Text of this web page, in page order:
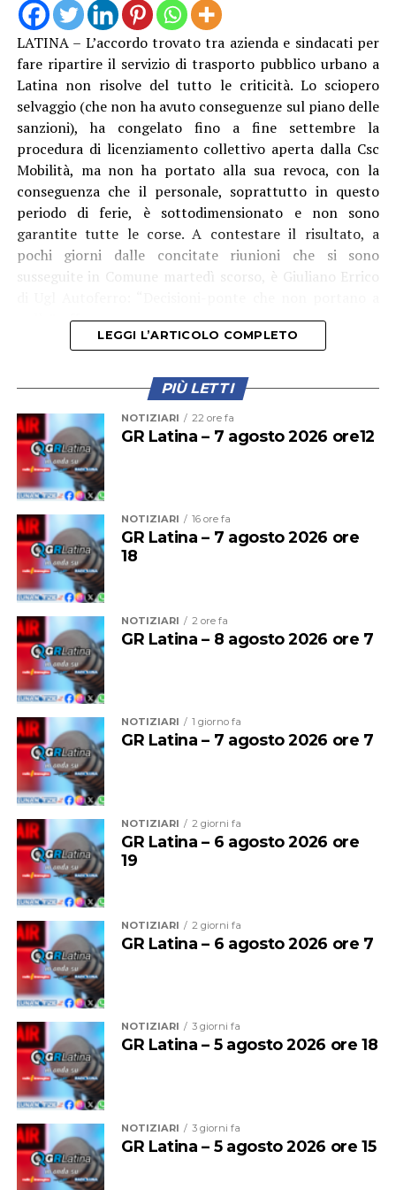
Anche Ambrosino come altri suoi colleghi si è dovuto
rivolgere al Prefetto di Latina, e ha avuto “interlocuzioni
serrate” con l’Amministratore Delegato e il Presidente di
Acqualatina, oltre che con i vari funzionari e tecnici
coinvolti. “Dopo aver compreso la gravità della
situazione, tutti si sono attivati per intervenire sulle
disfunzioni – racconta il primo cittadino dlel’isola – Le
pompe di rilancio sono state riparate e, da oggi, sulla
linea abbiamo anche la quarta nave cisterna, la “Cesare”.
Questo dovrebbe garantire un maggiore apporto
d’acqua e, soprattutto, una pressione più costante,
consentendo di raggiungere anche le zone più alte
massima attenzione, affinché il servizio torni
pienamente alla normalità e affinché una criticità di
LATINA – L’accordo trovato tra azienda e sindacati per
fare ripartire il servizio di trasporto pubblico urbano a
Latina non risolve del tutto le criticità. Lo sciopero
selvaggio (che non ha avuto conseguenze sul piano delle
sanzioni), ha congelato fino a fine settembre la
procedura di licenziamento collettivo aperta dalla Csc
Mobilità, ma non ha portato alla sua revoca, con la
conseguenza che il personale, soprattutto in questo
periodo di ferie, è sottodimensionato e non sono
garantite tutte le corse. A contestare il risultato, a
pochi giorni dalle concitate riunioni che si sono
susseguite in Comune martedì scorso, è Giuliano Errico
nulla”, afferma.
“Le criticità che restano sono importanti perché c’è una
carenza di personale che unita a un parco mezzi che non
è più efficiente ed efficace come dovrebbe essere, non
potrà garantire, secondo noi, per questa estate, un
servizio eccellente. E siamo anche preoccupati per
l’inizio della stagione scolastica, quando andrà garantito
agli studenti il diritto alla mobilità che è sacrosanto”.
Audio
Player
00:00
Per il sindacalista, che martedì sedeva al tavolo con
altre due sigle, Cgil e Uil, ci sono due motivi
fondamentali: “Se non si revoca la procedura o si chiude
con un esito positivo la procedura di licenziamento
collettivo, diventa un problema assumere, e qui serve
assumere. Inoltre, se non si fanno interventi usando, in
attesa delle risorse della Regione Lazio, i ricavi da
traffico che sono in positivo e sono aumentati negli
ultimi tre anni con una media importante, per
LEGGI L’ARTICOLO COMPLETO
PIÙ LETTI
NOTIZIARI 22 ore fa
GR Latina – 7 agosto 2026 ore12
NOTIZIARI 16 ore fa
GR Latina – 7 agosto 2026 ore
18
NOTIZIARI 2 ore fa
GR Latina – 8 agosto 2026 ore 7
NOTIZIARI 1 giorno fa
GR Latina – 7 agosto 2026 ore 7
NOTIZIARI 2 giorni fa
GR Latina – 6 agosto 2026 ore
19
NOTIZIARI 2 giorni fa
GR Latina – 6 agosto 2026 ore 7
NOTIZIARI 3 giorni fa
GR Latina – 5 agosto 2026 ore 18
NOTIZIARI 3 giorni fa
GR Latina – 5 agosto 2026 ore 15